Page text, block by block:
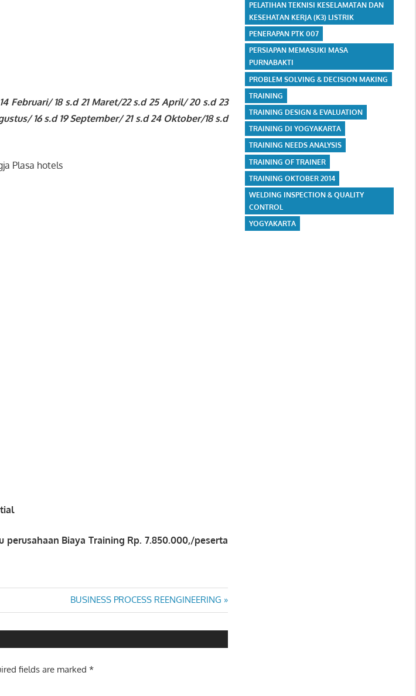
14 Februari/ 18 s.d 21 Maret/22 s.d 25 April/ 20 s.d 23
16 s.d 19 September/ 21 s.d 24 Oktober/18 s.d
hotels
Biaya Training Rp. 7.850.000,/peserta
Next
Post:
BUSINESS PROCESS REENGINEERING
fields are marked*
PELATIHAN TEKNISI KESELAMATAN DAN
KESEHATAN KERJA (K3) LISTRIK
PENERAPAN PTK 007
PERSIAPAN MEMASUKI MASA
PURNABAKTI
PROBLEM SOLVING & DECISION MAKING
TRAINING
TRAINING DESIGN & EVALUATION
TRAINING DI YOGYAKARTA
TRAINING NEEDS ANALYSIS
TRAINING OF TRAINER
TRAINING OKTOBER 2014
WELDING INSPECTION & QUALITY
CONTROL
YOGYAKARTA